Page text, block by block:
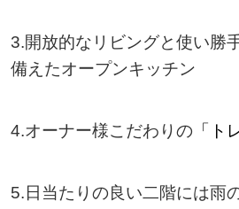
3.開放的なリビングと使い勝
備えたオープンキッチン
4.オーナー様こだわりの「ト
5.日当たりの良い二階には雨